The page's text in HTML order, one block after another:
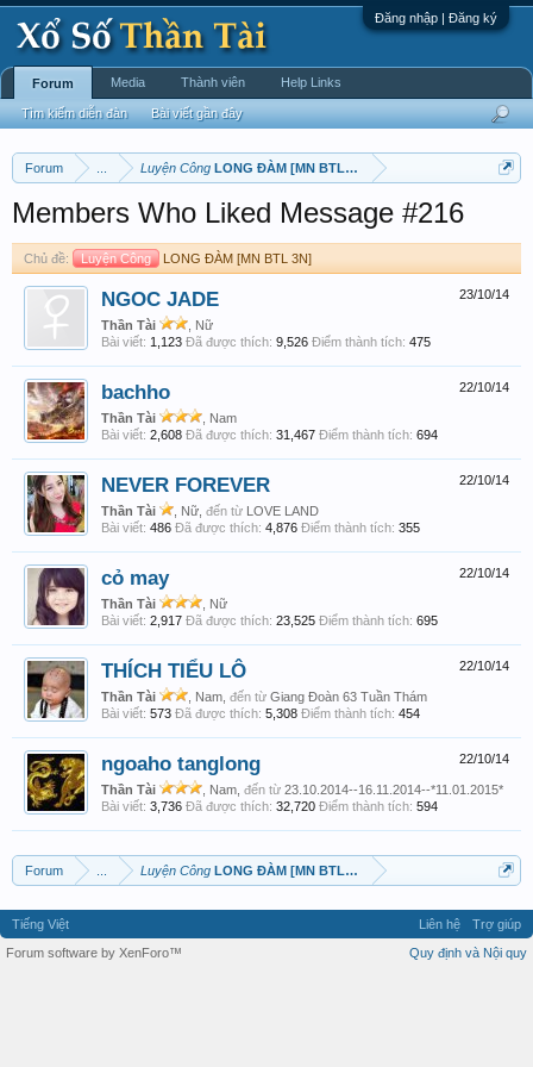
Đăng nhập | Đăng ký
Forum Luyện Công LONG ĐÀM [MN BTL 3N]
Members Who Liked Message #216
Chủ đề: Luyện Công LONG ĐÀM [MN BTL 3N]
23/10/14
NGOC JADE
Thần Tài
, Nữ
Bài viết: 1,123 Đã được thích: 9,526 Điểm thành tích: 475
22/10/14
bachho
Thần Tài
, Nam
Bài viết: 2,608 Đã được thích: 31,467 Điểm thành tích: 694
22/10/14
NEVER FOREVER
Thần Tài , Nữ, đến từ LOVE LAND
Bài viết: 486 Đã được thích: 4,876 Điểm thành tích: 355
22/10/14
cỏ may
Thần Tài
, Nữ
Bài viết: 2,917 Đã được thích: 23,525 Điểm thành tích: 695
22/10/14
THÍCH TIỂU LÔ
Thần Tài , Nam, đến từ Giang Đoàn 63 Tuần Thám
Bài viết: 573 Đã được thích: 5,308 Điểm thành tích: 454
22/10/14
ngoaho tanglong
Thần Tài , Nam, đến từ 23.10.2014--16.11.2014--*11.01.2015*
Bài viết: 3,736 Đã được thích: 32,720 Điểm thành tích: 594
Forum Luyện Công LONG ĐÀM [MN BTL 3N]
Forum
Tìm kiếm diễn đàn Bài viết gần đây
Media Thành viên Help Links
Tiếng Việt Liên hệ
Trợ giúp
Quy định và Nội quy
Forum software by XenForo™